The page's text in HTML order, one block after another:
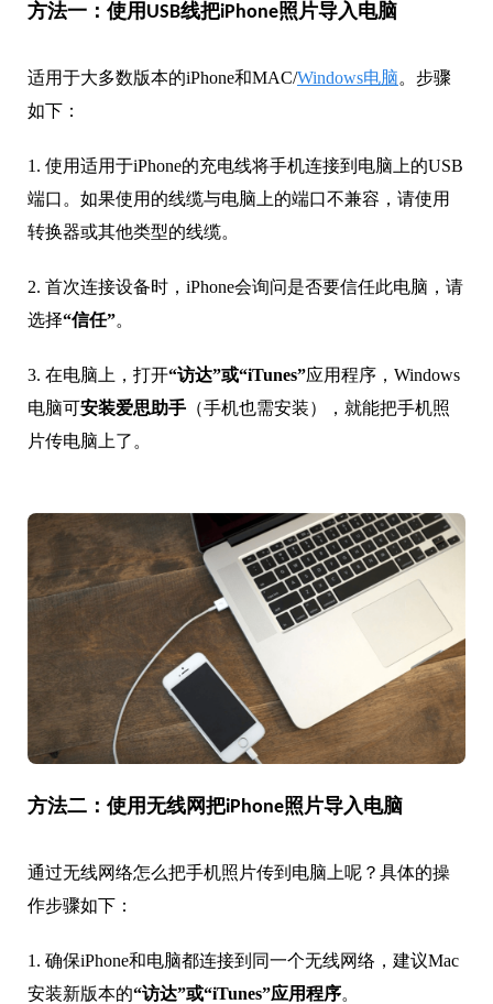
方法一：使用USB线把iPhone照片导入电脑
适用于大多数版本的iPhone和MAC/Windows电脑。步骤
如下：
1. 使用适用于iPhone的充电线将手机连接到电脑上的USB
端口。如果使用的线缆与电脑上的端口不兼容，请使用
转换器或其他类型的线缆。
2. 首次连接设备时，iPhone会询问是否要信任此电脑，请
选择“信任”。
3. 在电脑上，打开“访达”或“iTunes”应用程序，Windows
电脑可安装爱思助手 （手机也需安装），就能把手机照
片传电脑上了。
方法二：使用无线网把iPhone照片导入电脑
通过无线网络怎么把手机照片传到电脑上呢？具体的操
作步骤如下：
1. 确保iPhone和电脑都连接到同一个无线网络，建议Mac
安装新版本的“访达”或“iTunes”应用程序。